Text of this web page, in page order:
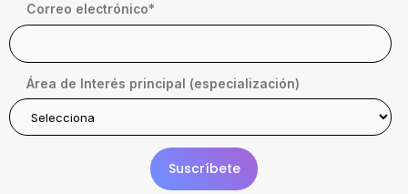
Correo electrónico*
Área de Interés principal (especialización)